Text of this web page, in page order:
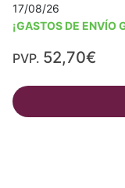
17/08/26
¡GASTOS DE ENVÍO
PVP. 52,70€